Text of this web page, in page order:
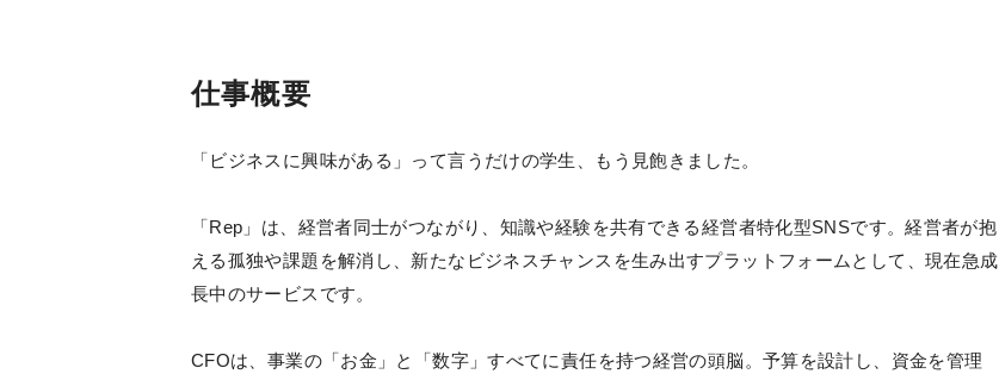
仕事概要
「ビジネスに興味がある」って言うだけの学生、もう見飽きました。
「Rep」は、経営者同士がつながり、知識や経験を共有できる経営者特化型SNSです。経営者が抱
える孤独や課題を解消し、新たなビジネスチャンスを生み出すプラットフォームとして、現在急成
長中のサービスです。
CFOは、事業の「お金」と「数字」すべてに責任を持つ経営の頭脳。予算を設計し、資金を管理